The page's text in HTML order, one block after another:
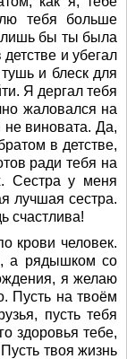
тебя больше
лишь бы ты была
и убегал
и блеск для
Я дергал тебя
жаловался на
виновата. Да,
в детстве,
ради тебя на
Сестра у меня
лучшая сестра.
счастлива!
крови человек.
а рядышком со
я желаю
Пусть на твоём
пусть тебя
здоровья тебе,
твоя жизнь